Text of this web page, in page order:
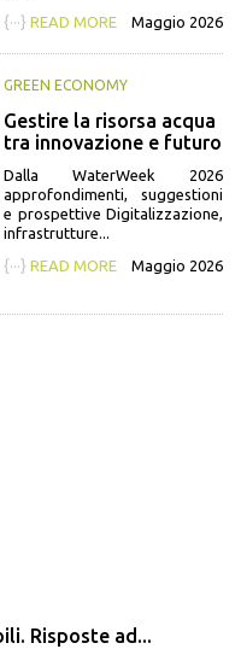
{···} READ MORE Maggio 2026
GREEN ECONOMY
Gestire la risorsa acqua
tra innovazione e futuro
Dalla WaterWeek 2026
approfondimenti, suggestioni
e prospettive Digitalizzazione,
infrastrutture...
{···} READ MORE Maggio 2026
Risposte ad...